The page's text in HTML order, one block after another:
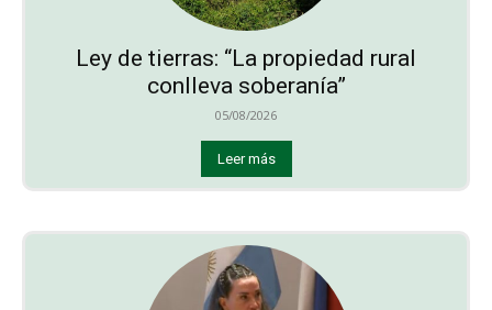
Ley de tierras: “La propiedad rural
conlleva soberanía”
05/08/2026
Leer más